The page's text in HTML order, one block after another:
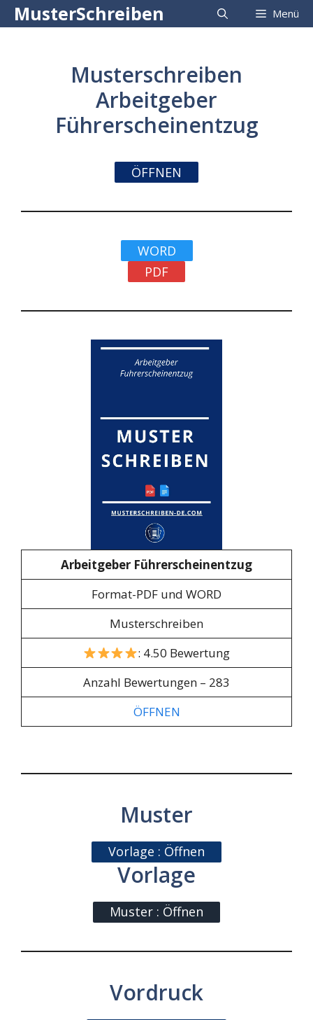
Zum
Inhalt
MusterSchreiben Menü
Musterschreiben
Arbeitgeber
Führerscheinentzug
ÖFFNEN
WORD
PDF
Arbeitgeber Führerscheinentzug
Format-PDF und WORD
Musterschreiben
: 4.50 Bewertung
Anzahl Bewertungen – 283
ÖFFNEN
Muster
Vorlage : Öffnen
Vorlage
Muster : Öffnen
Vordruck